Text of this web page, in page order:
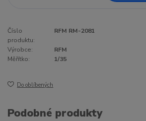
Číslo
produktu:
RFM RM-2081
Výrobce:
RFM
Měřítko:
1/35
Do oblíbených
Podobné produkty